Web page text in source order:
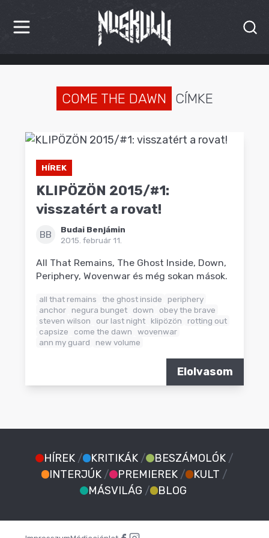
HÍREK
PREMIEREK
KULT
MÁSVILÁG
BLOG
COME THE DAWN CÍMKE
HÍREK
KLIPÖZÖN 2015/#1:
visszatért a rovat!
BB
Budai Benjámin
2015. február 11.
All That Remains, The Ghost Inside, Down,
Periphery, Wovenwar és még sokan mások.
all that remains the ghost inside
periphery
anchor negura bunget down
obey the brave
steven wilson
our last night klipözön
rotting out
capsize
come the dawn
wovenwar
ann my guard
new volume
Elolvasom
HÍREK / KRITIKÁK / BESZÁMOLÓK /
INTERJÚK / PREMIEREK / KULT /
MÁSVILÁG / BLOG